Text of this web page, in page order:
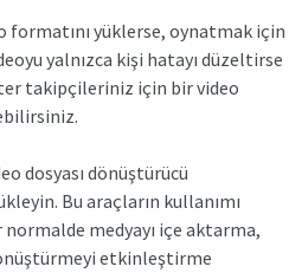
formatını yüklerse, oynatmak için
yalnızca kişi hatayı düzeltirse
takipçileriniz için bir video
dosyası dönüştürücü
Bu araçların kullanımı
medyayı içe aktarma,
etkinleştirme